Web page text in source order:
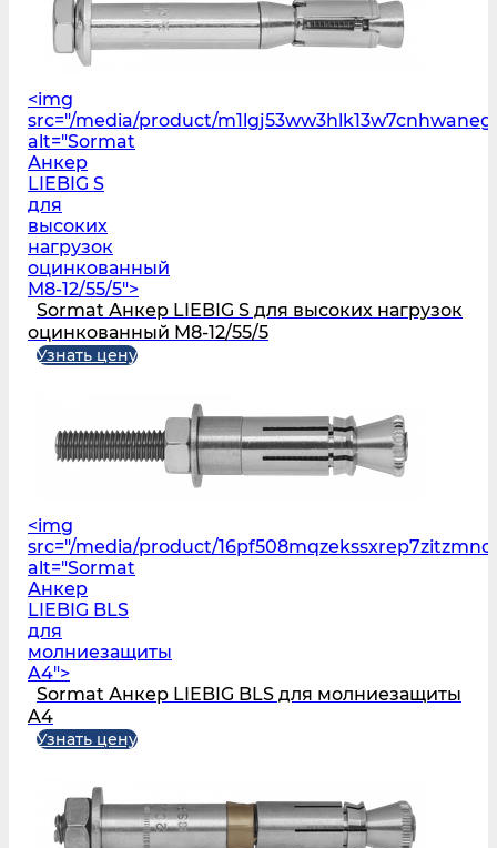
<img
src="/media/product/
alt="Sormat
Анкер
LIEBIG S
для
высоких
нагрузок
оцинкованный
M8-12/55/5">
Sormat Анкер LIEBIG S для высоких нагрузок
оцинкованный M8-12/55/5
Узнать цену
<img
src="/media/product/
alt="Sormat
Анкер
LIEBIG BLS
для
молниезащиты
A4">
Sormat Анкер LIEBIG BLS для молниезащиты
A4
Узнать цену